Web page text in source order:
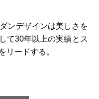
ンデザインは美しさを
て30年以上の実績とス
リードする。